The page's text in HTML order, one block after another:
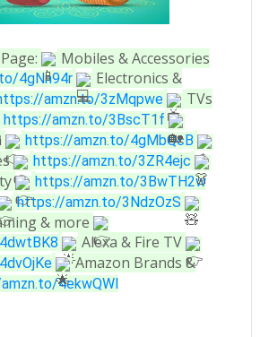
Mobiles & Accessories
4gNn94r
Electronics &
amzn.to/3zMqpwe
TVs
https://amzn.to/3BscT1f
https://amzn.to/4gMbQcB
https://amzn.to/3ZR4ejc
https://amzn.to/3BwTH2w
https://amzn.to/3NdzOzS
& more
Alexa & Fire TV
Amazon Brands &
4ekwQWl